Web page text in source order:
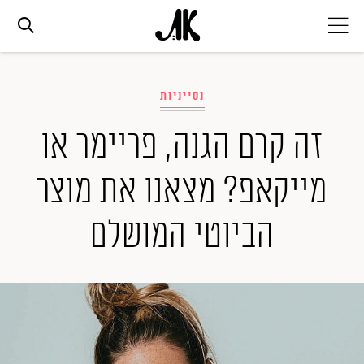
אופנה
ביוטי
סלבס
ערוצים נוספים
המגזין
נסייניות
זה קרם הגנה, פריימר או
מייקאפ? מצאנו את מוצר
הביוטי המושלם